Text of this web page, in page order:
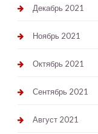
Декабрь 2021
Ноябрь 2021
Октябрь 2021
Сентябрь 2021
Август 2021